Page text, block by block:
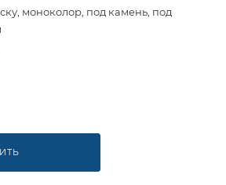
моноколор, под камень, под